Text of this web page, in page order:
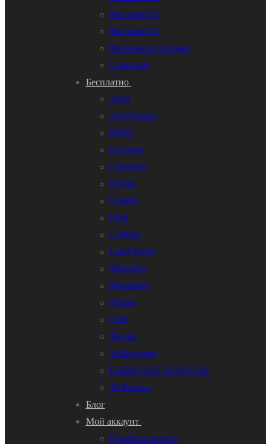
Масштаб 43
Масштаб 72
Мото-вело техника
Самосвал
Бесплатно
Audi
Alfa Romeo
BMW
Hyundai
Chevrolet
Dodge
Gazelle
Ford
Cadillac
Land Rover
Mercedes
Mitsubishi
Nissan
Opel
Toyota
Volkswagen
LADA-VAZ- GAZ-UAZ
3d Колеса
Блог
Мой аккаунт
Профиль автора